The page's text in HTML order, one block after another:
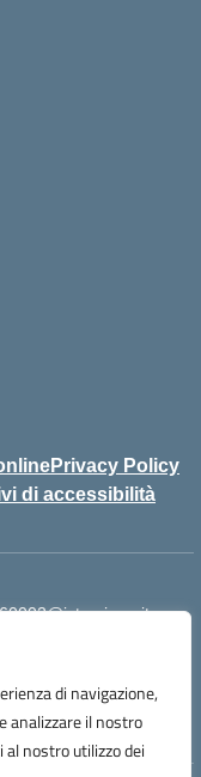
di navigazione,
analizzare il nostro
al nostro utilizzo dei
Privacy Policy
di accessibilità